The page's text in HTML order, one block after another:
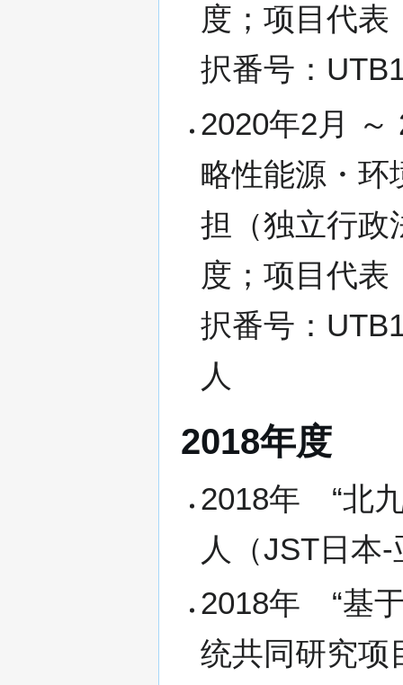
度；项目代
択番号：
2020年2月
略性能源・
担（独立行政
度；项目代
択番号：
人
2018年度
2018年 “北
人（JST日本
2018年 “基
统共同研究